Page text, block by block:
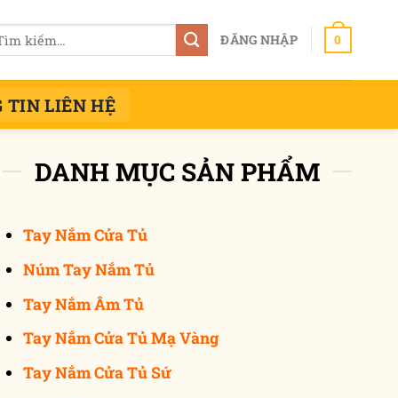
ĐĂNG NHẬP 0
TIN LIÊN HỆ
DANH MỤC SẢN PHẨM
Tay Nắm Cửa Tủ
Núm Tay Nắm Tủ
Tay Nắm Âm Tủ
Tay Nắm Cửa Tủ Mạ Vàng
Tay Nắm Cửa Tủ Sứ